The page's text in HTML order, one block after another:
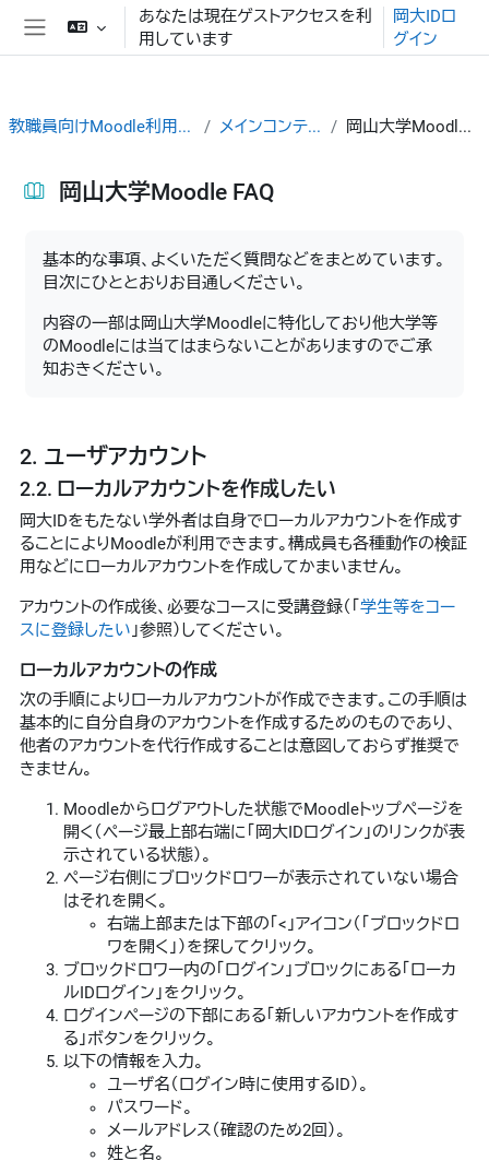
メインコンテンツへスキップする
サイドパネル
あなたは現在ゲストアクセスを利
用しています
岡大IDロ
グイン
岡山大学Moodle FAQ
基本的な事項、よくいただく質問などをまとめています。
目次にひととおりお目通しください。
内容の一部は岡山大学Moodleに特化しており他大学等
のMoodleには当てはまらないことがありますのでご承
知おきください。
2. ユーザアカウント
2.2. ローカルアカウントを作成したい
岡大IDをもたない学外者は自身でローカルアカウントを作成す
ることによりMoodleが利用できます。構成員も各種動作の検証
用などにローカルアカウントを作成してかまいません。
アカウントの作成後、必要なコースに受講登録（「 学生等をコー
スに登録したい 」参照）してください。
ローカルアカウントの作成
次の手順によりローカルアカウントが作成できます。この手順は
基本的に自分自身のアカウントを作成するためのものであり、
他者のアカウントを代行作成することは意図しておらず推奨で
きません。
Moodleからログアウトした状態でMoodleトップページを
開く（ページ最上部右端に「岡大IDログイン」のリンクが表
示されている状態）。
ページ右側にブロックドロワーが表示されていない場合
はそれを開く。
右端上部または下部の「<」アイコン（「ブロックドロ
ワを開く」）を探してクリック。
ブロックドロワー内の「ログイン」ブロックにある「ローカ
ルIDログイン」をクリック。
ログインページの下部にある「新しいアカウントを作成す
る」ボタンをクリック。
以下の情報を入力。
ユーザ名（ログイン時に使用するID）。
パスワード。
メールアドレス（確認のため2回）。
姓と名。